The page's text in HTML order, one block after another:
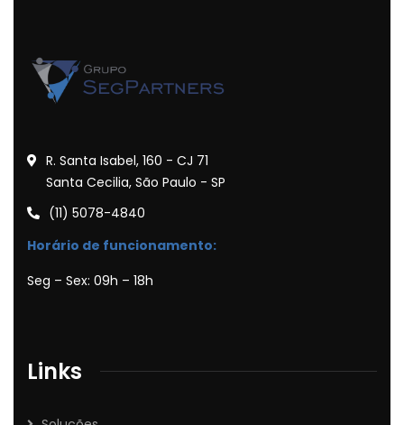
R. Santa Isabel, 160 - CJ 71
Santa Cecilia, São Paulo - SP
(11) 5078-4840
Horário de funcionamento:
Seg – Sex: 09h – 18h
Links